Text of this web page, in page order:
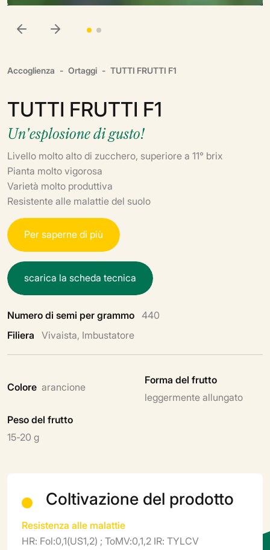
Accoglienza Ortaggi TUTTI FRUTTI F1
TUTTI FRUTTI F1
Un'esplosione di gusto!
Livello molto alto di zucchero, superiore a 11° brix
Pianta molto vigorosa
Varietà molto produttiva
Resistente alle malattie del suolo
Per sapernedi più
scarica la scheda tecnica
Numero di semi per grammo 440
Filiera Vivaista, Imbustatore
Colore arancione
Forma del frutto
leggermente allungato
Peso del frutto
15-20 g
Coltivazione del prodotto
Resistenza alle malattie
HR: Fol:0,1(US1,2) ; ToMV:0,1,2 IR: TYLCV